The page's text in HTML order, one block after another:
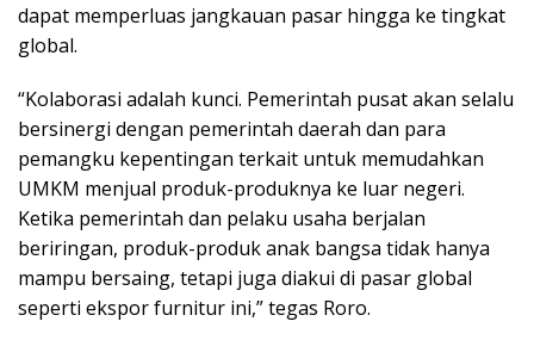
dapat memperluas jangkauan pasar hingga ke tingkat
global.
“Kolaborasi adalah kunci. Pemerintah pusat akan selalu
bersinergi dengan pemerintah daerah dan para
pemangku kepentingan terkait untuk memudahkan
UMKM menjual produk-produknya ke luar negeri.
Ketika pemerintah dan pelaku usaha berjalan
beriringan, produk-produk anak bangsa tidak hanya
mampu bersaing, tetapi juga diakui di pasar global
seperti ekspor furnitur ini,” tegas Roro.